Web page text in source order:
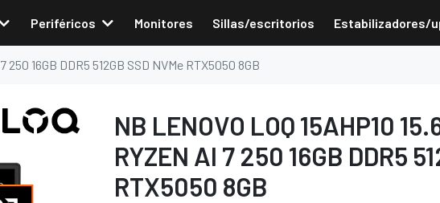
Periféricos Monitores Sillas/escritorios Estabilizadores/
250 16GB DDR5 512GB SSD NVMe RTX5050 8GB
NB LENOVO LOQ 15AHP10
RYZEN AI 7 250 16GB DDR5
RTX5050 8GB